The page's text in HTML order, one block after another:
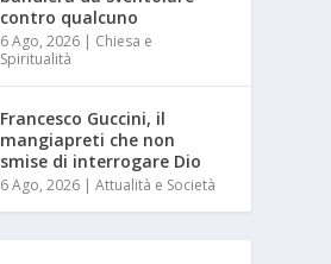
contro qualcuno
6 Ago, 2026 | Chiesa e
Spiritualità
Francesco Guccini, il
mangiapreti che non
smise di interrogare Dio
6 Ago, 2026 |Attualità e Società